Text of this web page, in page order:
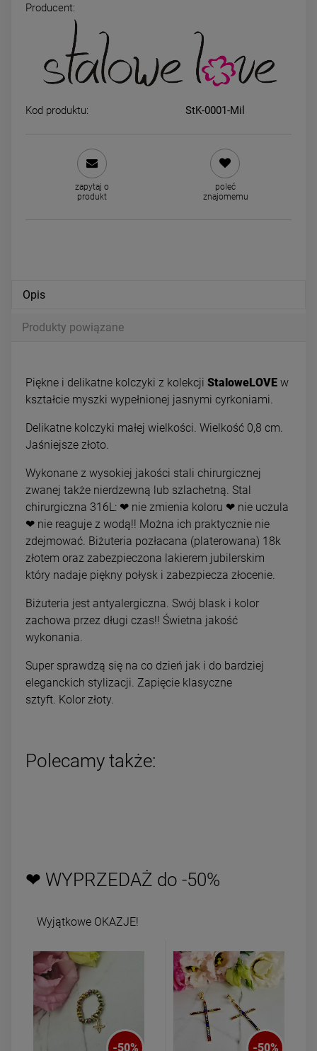
koniczyna masa perłowa
cyrkonie 0,9 cm
39,00 zł
kwiatek jasne kryształki 0,8
34,00 zł
Producent:
Kod produktu: StK-0001-Mil
zapytaj o
produkt
poleć
znajomemu
Opis
Produkty powiązane
Piękne i delikatne kolczyki z kolekcji StaloweLOVE w
kształcie myszki wypełnionej jasnymi cyrkoniami.
Delikatne kolczyki małej wielkości. Wielkość 0,8 cm.
Jaśniejsze złoto.
Wykonane z wysokiej jakości stali chirurgicznej
zwanej także nierdzewną lub szlachetną. Stal
chirurgiczna 316L: ❤ nie zmienia koloru ❤ nie uczula
❤ nie reaguje z wodą!! Można ich praktycznie nie
zdejmować. Biżuteria pozłacana (platerowana) 18k
złotem oraz zabezpieczona lakierem jubilerskim
który nadaje piękny połysk i zabezpiecza złocenie.
Biżuteria jest antyalergiczna. Swój blask i kolor
zachowa przez długi czas!! Świetna jakość
wykonania.
Super sprawdzą się na co dzień jak i do bardziej
eleganckich stylizacji. Zapięcie klasyczne
sztyft. Kolor złoty.
Polecamy także:
❤ WYPRZEDAŻ do -50%
Wyjątkowe OKAZJE!
-50% -50%